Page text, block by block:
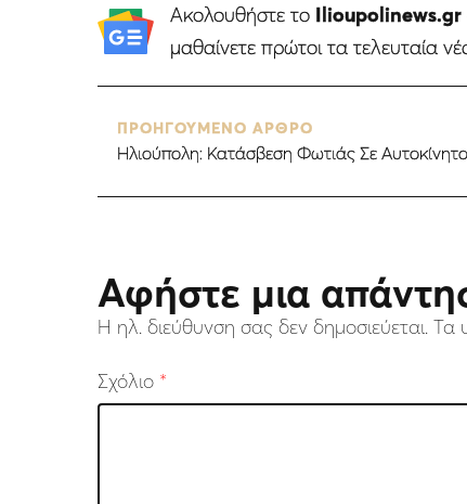
Ακολουθήστε το Ilioupolinews.gr
μαθαίνετε πρώτοι τα τελευταία
ΠΡΟΗΓΟΥΜΕΝΟ ΑΡΘΡΟ
Ηλιούπολη: Κατάσβεση Φωτιάς Σε Αυτοκίνητο
Αφήστε μια
Η ηλ. διεύθυνση σας δεν δημοσιεύεται. Τα
Σχόλιο *